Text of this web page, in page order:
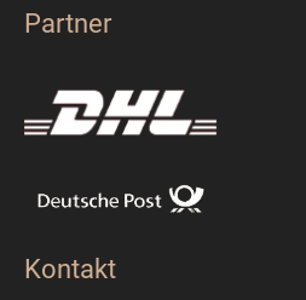
Partner
Kontakt